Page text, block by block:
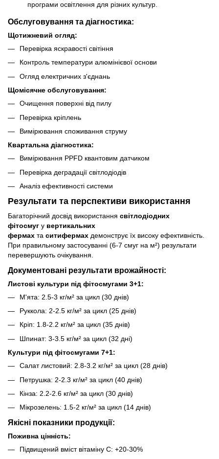
програми освітлення для різних культур.
Обслуговування та діагностика:
Щотижневий огляд:
Перевірка яскравості світіння
Контроль температури алюмінієвої основи
Огляд електричних з'єднань
Щомісячне обслуговування:
Очищення поверхні від пилу
Перевірка кріплень
Вимірювання споживання струму
Квартальна діагностика:
Вимірювання PPFD квантовим датчиком
Перевірка деградації світлодіодів
Аналіз ефективності системи
Результати та перспективи використання
Багаторічний досвід використання світлодіодних
фітосмуг у вертикальних
фермах та ситифермах демонструє їх високу ефективність.
При правильному застосуванні (6-7 смуг на м²) результати
перевершують очікування.
Документовані результати врожайності:
Листові культури під фітосмугами 3+1:
М'ята: 2.5-3 кг/м² за цикл (30 днів)
Руккола: 2-2.5 кг/м² за цикл (25 днів)
Кріп: 1.8-2.2 кг/м² за цикл (35 днів)
Шпинат: 3-3.5 кг/м² за цикл (32 дні)
Культури під фітосмугами 7+1:
Салат листовий: 2.8-3.2 кг/м² за цикл (28 днів)
Петрушка: 2-2.3 кг/м² за цикл (40 днів)
Кінза: 2.2-2.6 кг/м² за цикл (30 днів)
Мікрозелень: 1.5-2 кг/м² за цикл (14 днів)
Якісні показники продукції:
Поживна цінність:
Підвищений вміст вітаміну С: +20-30%